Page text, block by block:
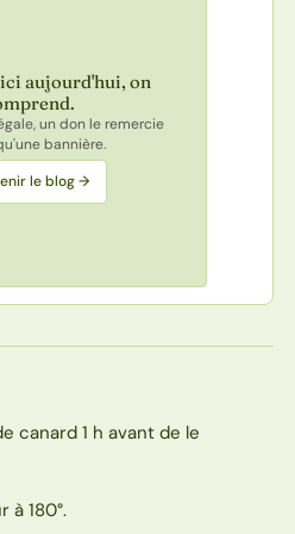
ici aujourd'hui, on
un don le remercie
bannière.
le blog →
canard 1 h avant de le
à 180°.